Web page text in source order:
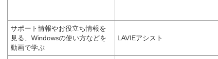
サポート情報やお役立ち情報を
見る、Windowsの使い方などを
動画で学ぶ
LAVIEアシスト